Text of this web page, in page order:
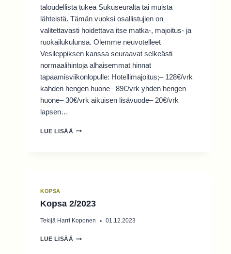
taloudellista tukea Sukuseuralta tai muista
lähteistä. Tämän vuoksi osallistujien on
valitettavasti hoidettava itse matka-, majoitus- ja
ruokailukulunsa. Olemme neuvotelleet
Vesileppiksen kanssa seuraavat selkeästi
normaalihintoja alhaisemmat hinnat
tapaamisviikonlopulle: Hotellimajoitus;– 128€/vrk
kahden hengen huone– 89€/vrk yhden hengen
huone– 30€/vrk aikuisen lisävuode– 20€/vrk
lapsen…
LUE LISÄÄ PAIKALLISTAPAAMINEN
KOPSA
Kopsa 2/2023
Tekijä Harri Koponen 01.12.2023
LUE LISÄÄ KOPSA